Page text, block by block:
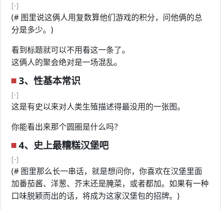
[-]
(# 图里说这俩人用复数算他们游戏的积分，问他俩的总
分是多少。)
看到标题就可以不用看这一条了。
这俩人的聚会绝对是一场混乱。
3、性基本常识
[-]
这是有史以来对人类生殖描述得最没用的一张图。
你能看出来那个圆圈是什么吗？
4、史上最糟糕汉堡吧
[-]
(# 图里那么长一串话，就是想问你，你喜欢在汉堡里面
加番茄酱、洋葱、芥末还是腌菜，或者都加。如果有一种
口味脱颖而出的话，将成为这家汉堡包的招牌。)